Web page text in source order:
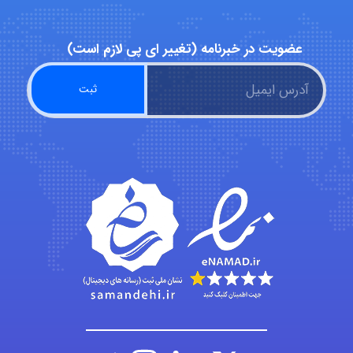
abolfazlkoshehe
abolfazlkoshehe
A.balandeh
fatima
عضویت در خبرنامه (تغییر ای پی لازم است)